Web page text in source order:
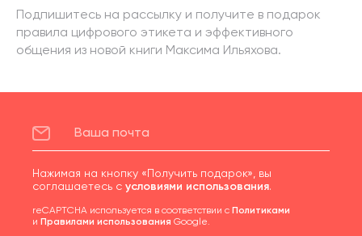
Подпишитесь на рассылку и получите в подарок
правила цифрового этикета и эффективного
общения из новой книги Максима Ильяхова.
Нажимая на кнопку «Получить подарок», вы
соглашаетесь с условиями использования.
reCAPTCHA используется в соответствии с Политиками
и Правилами использования Google.